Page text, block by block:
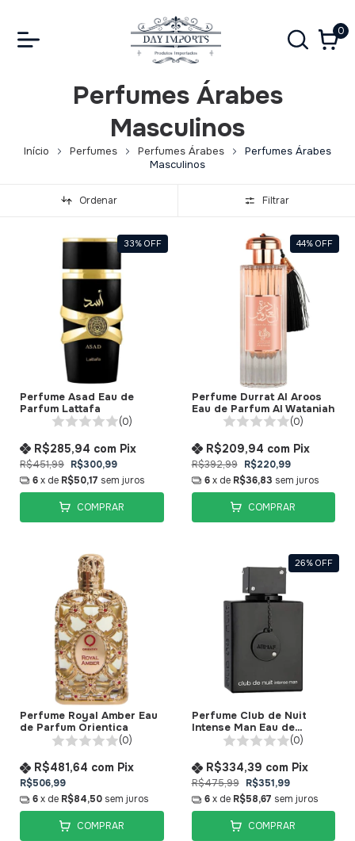
0
Perfumes Árabes
Masculinos
Início Perfumes Perfumes Árabes
Perfumes Árabes
Masculinos
Ordenar Filtrar
33% OFF
Perfume Asad Eau de
Parfum Lattafa
(0)
R$451,99 R$300,99
R$285,94 com Pix
6x de R$50,17 sem juros
COMPRAR
44% OFF
Perfume Durrat Al Aroos
Eau de Parfum Al Wataniah
(0)
R$392,99 R$220,99
R$209,94 com Pix
6 x de R$36,83 sem juros
COMPRAR
Perfume Royal Amber Eau
de Parfum Orientica
(0)
R$506,99
R$481,64 com Pix
6x de R$84,50 sem juros
COMPRAR
26% OFF
Perfume Club de Nuit
Intense Man Eau de
Toilette Armaf
(0)
R$475,99 R$351,99
R$334,39 com Pix
6 x de R$58,67 sem juros
COMPRAR